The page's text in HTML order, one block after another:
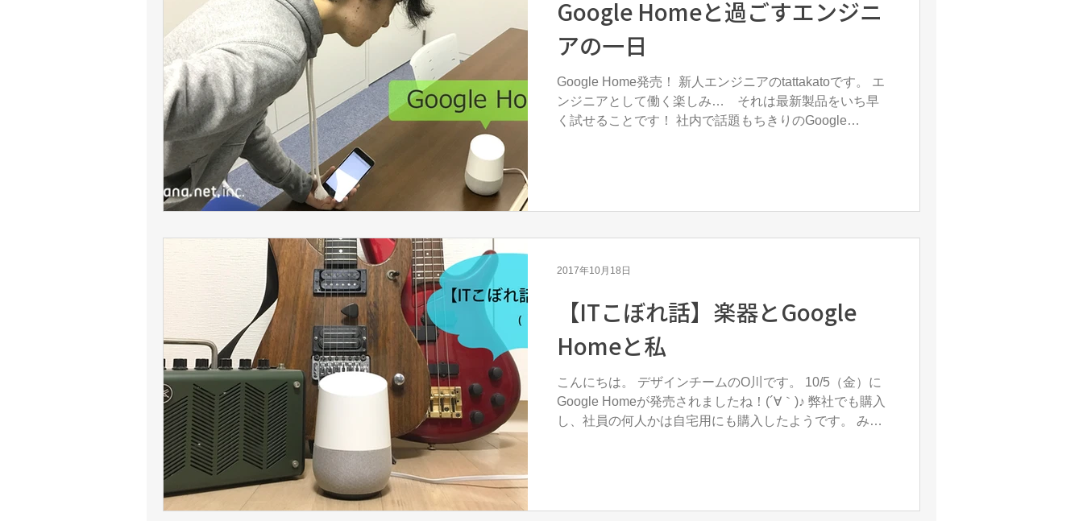
Google Homeと過ごすエンジニ
アの一日
Google Home発売！ 新人エンジニアのtattakatoです。 エ
ンジニアとして働く楽しみ… それは最新製品をいち早
く試せることです！ 社内で話題もちきりのGoogle
【ITこぼれ話】楽器とGoogle
Homeと私
こんにちは。 デザインチームのO川です。 10/5（金）に
Google Homeが発売されましたね！(´∀｀)♪ 弊社でも購入
し、社員の何人かは自宅用にも購入したようです。 みな
2017年10月18日